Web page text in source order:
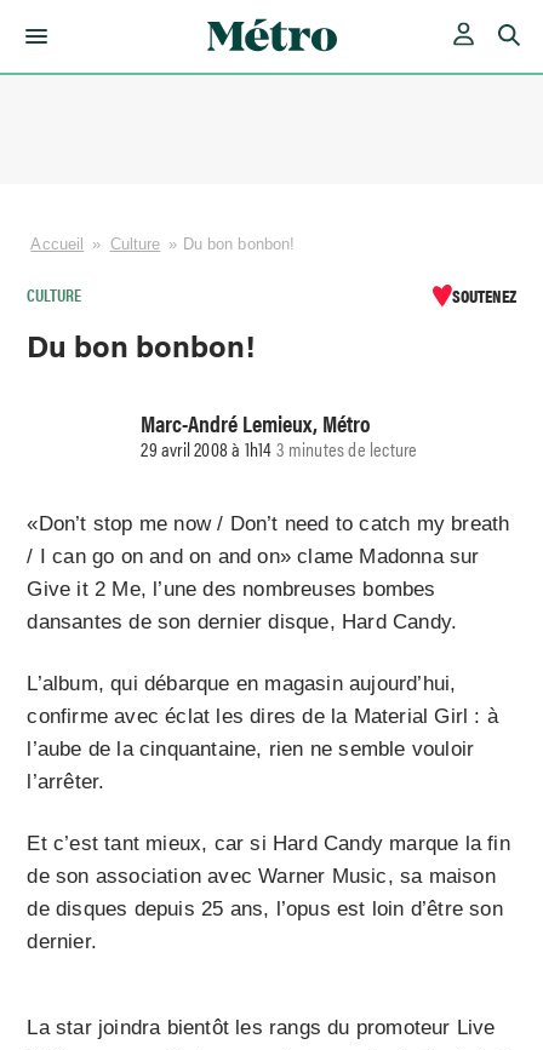
Accueil » Culture » Du bon bonbon!
CULTURE SOUTENEZ
Du bon bonbon!
Marc-André Lemieux, Métro
29 avril 2008 à 1h143 minutes de lecture
«Don’t stop me now / Don’t need to catch my breath
/ I can go on and on and on» clame Madonna sur
Give it 2 Me, l’une des nombreuses bombes
dansantes de son dernier disque, Hard Candy.
L’album, qui débarque en magasin aujourd’hui,
confirme avec éclat les dires de la Material Girl : à
l’aube de la cinquantaine, rien ne semble vouloir
l’arrêter.
Et c’est tant mieux, car si Hard Candy marque la fin
de son association avec Warner Music, sa maison
de disques depuis 25 ans, l’opus est loin d’être son
dernier.
La star joindra bientôt les rangs du promoteur Live